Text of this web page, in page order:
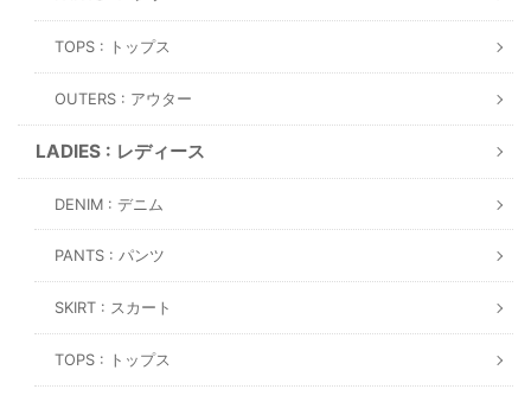
TOPS : トップス
OUTERS : アウター
LADIES : レディース
DENIM : デニム
PANTS : パンツ
SKIRT : スカート
TOPS : トップス